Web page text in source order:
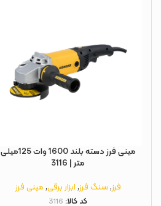
مینی فرز دسته بلند 1600 وات 125میلی
متر | 3116
فرز,سنگ فرز,ابزار برقی,مینی فرز
کد کالا: 3116